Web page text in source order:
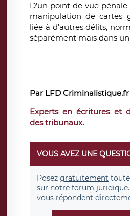
D’un point de vue
manipulation de cartes
liée à d’autres délits,
séparément mais dans
Par LFD Criminalistique.fr
Experts en écritures et
des tribunaux.
VOUS AVEZ UNE
Posez gratuitement
sur notre forum juridique.
vous répondent